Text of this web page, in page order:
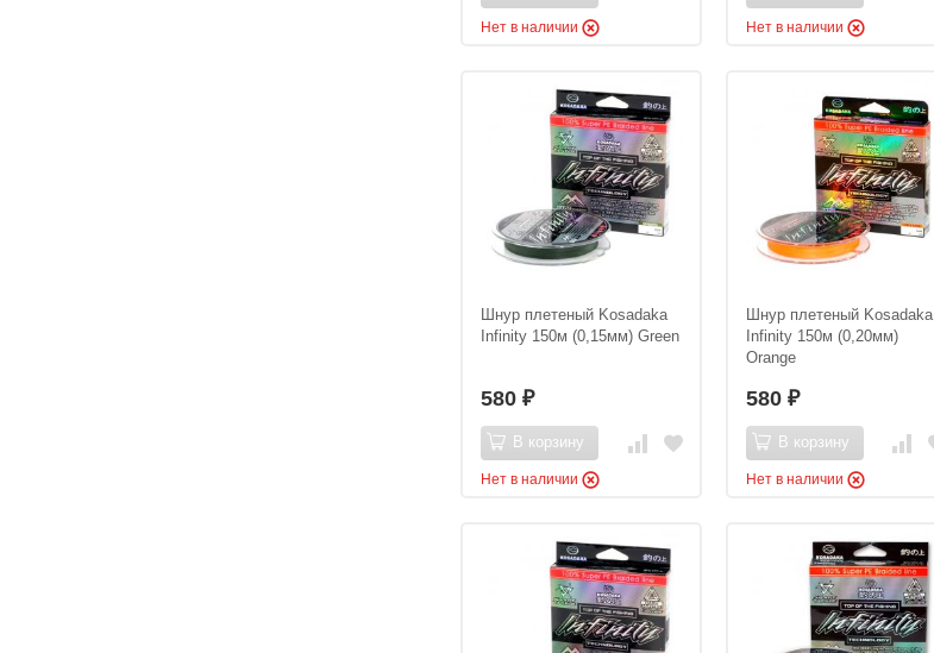
Нет в наличии Нет в наличии
Шнур плетеный Kosadaka
Infinity 150м (0,15мм) Green
580 ₽
В корзину
Нет в наличии
Шнур плетеный Kosadaka
Infinity 150м (0,20мм)
Orange
580 ₽
В корзину
Нет в наличии